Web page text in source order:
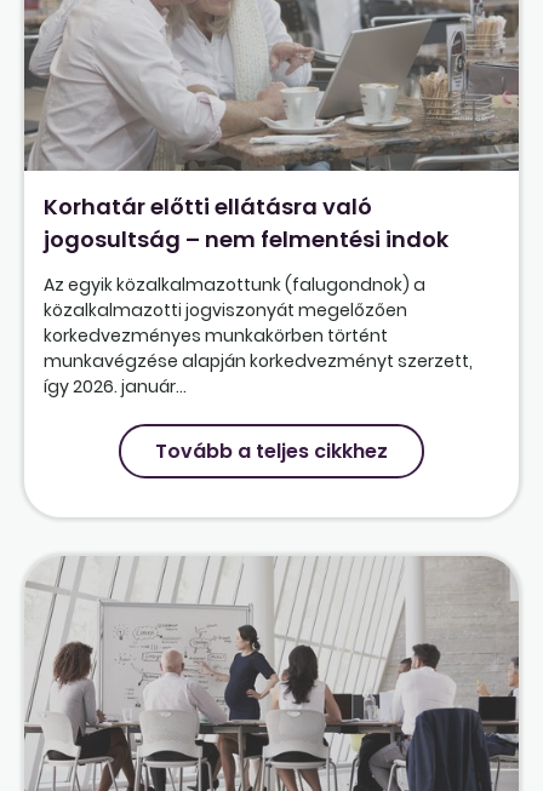
Korhatár előtti ellátásra való
jogosultság – nem felmentési indok
Az egyik közalkalmazottunk (falugondnok) a
közalkalmazotti jogviszonyát megelőzően
korkedvezményes munkakörben történt
munkavégzése alapján korkedvezményt szerzett,
így 2026. január...
Tovább a teljes cikkhez